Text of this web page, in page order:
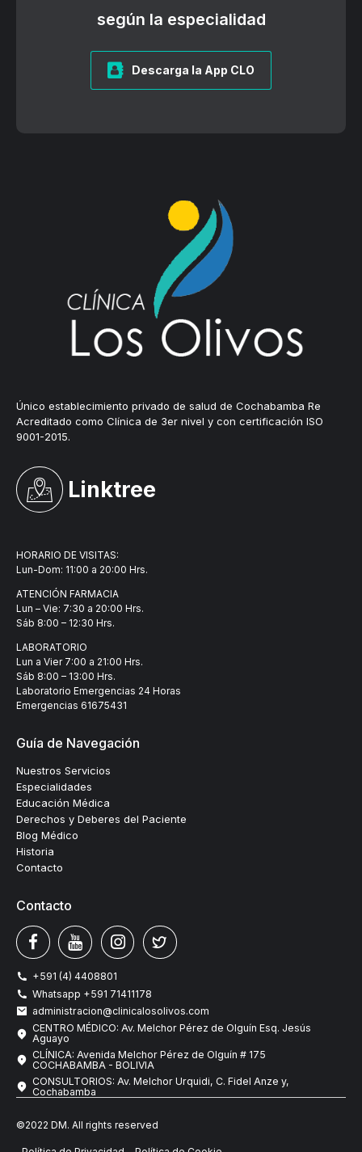
según la especialidad
Descarga la App CLO
Único establecimiento privado de salud de Cochabamba Re
Acreditado como Clínica de 3er nivel y con certificación ISO
9001-2015.
Linktree
HORARIO DE VISITAS:
Lun-Dom: 11:00 a 20:00 Hrs.
ATENCIÓN FARMACIA
Lun – Vie: 7:30 a 20:00 Hrs.
Sáb 8:00 – 12:30 Hrs.
LABORATORIO
Lun a Vier 7:00 a 21:00 Hrs.
Sáb 8:00 – 13:00 Hrs.
Laboratorio Emergencias 24 Horas
Emergencias 61675431
Guía de Navegación
Nuestros Servicios
Especialidades
Educación Médica
Derechos y Deberes del Paciente
Blog Médico
Historia
Contacto
Contacto
+591 (4) 4408801
Whatsapp +591 71411178
administracion@clinicalosolivos.com
CENTRO MÉDICO: Av. Melchor Pérez de Olguín Esq. Jesús
Aguayo
CLÍNICA: Avenida Melchor Pérez de Olguín # 175
COCHABAMBA - BOLIVIA
CONSULTORIOS: Av. Melchor Urquidi, C. Fidel Anze y,
Cochabamba
©2022 DM. All rights reserved